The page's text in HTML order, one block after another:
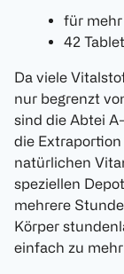
für
42
Da viele
nur begrenzt
sind die Abtei
die Extraportion
natürlichen
speziellen
mehrere
Körper
einfach zu